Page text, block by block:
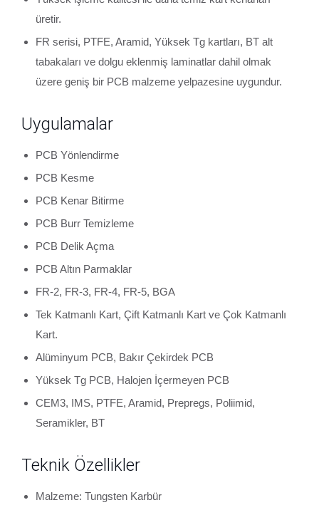
üretir.
FR serisi, PTFE, Aramid, Yüksek Tg kartları, BT alt
tabakaları ve dolgu eklenmiş laminatlar dahil olmak
üzere geniş bir PCB malzeme yelpazesine uygundur.
Uygulamalar
PCB Yönlendirme
PCB Kesme
PCB Kenar Bitirme
PCB Burr Temizleme
PCB Delik Açma
PCB Altın Parmaklar
FR-2, FR-3, FR-4, FR-5, BGA
Tek Katmanlı Kart, Çift Katmanlı Kart ve Çok Katmanlı
Kart.
Alüminyum PCB, Bakır Çekirdek PCB
Yüksek Tg PCB, Halojen İçermeyen PCB
CEM3, IMS, PTFE, Aramid, Prepregs, Poliimid,
Seramikler, BT
Teknik Özellikler
Malzeme: Tungsten Karbür